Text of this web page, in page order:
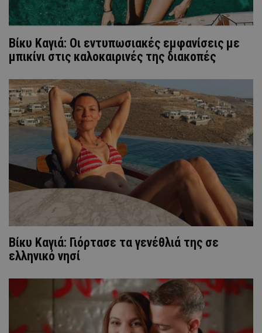
Βίκυ Καγιά: Οι εντυπωσιακές εμφανίσεις με
μπικίνι στις καλοκαιρινές της διακοπές
Βίκυ Καγιά: Γιόρτασε τα γενέθλιά της σε
ελληνικό νησί